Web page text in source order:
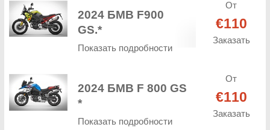
2024 БМВ F900
GS.*
Показать подробности
От
€110
Заказать
2024 БМВ F 800 GS
*
Показать подробности
От
€110
Заказать